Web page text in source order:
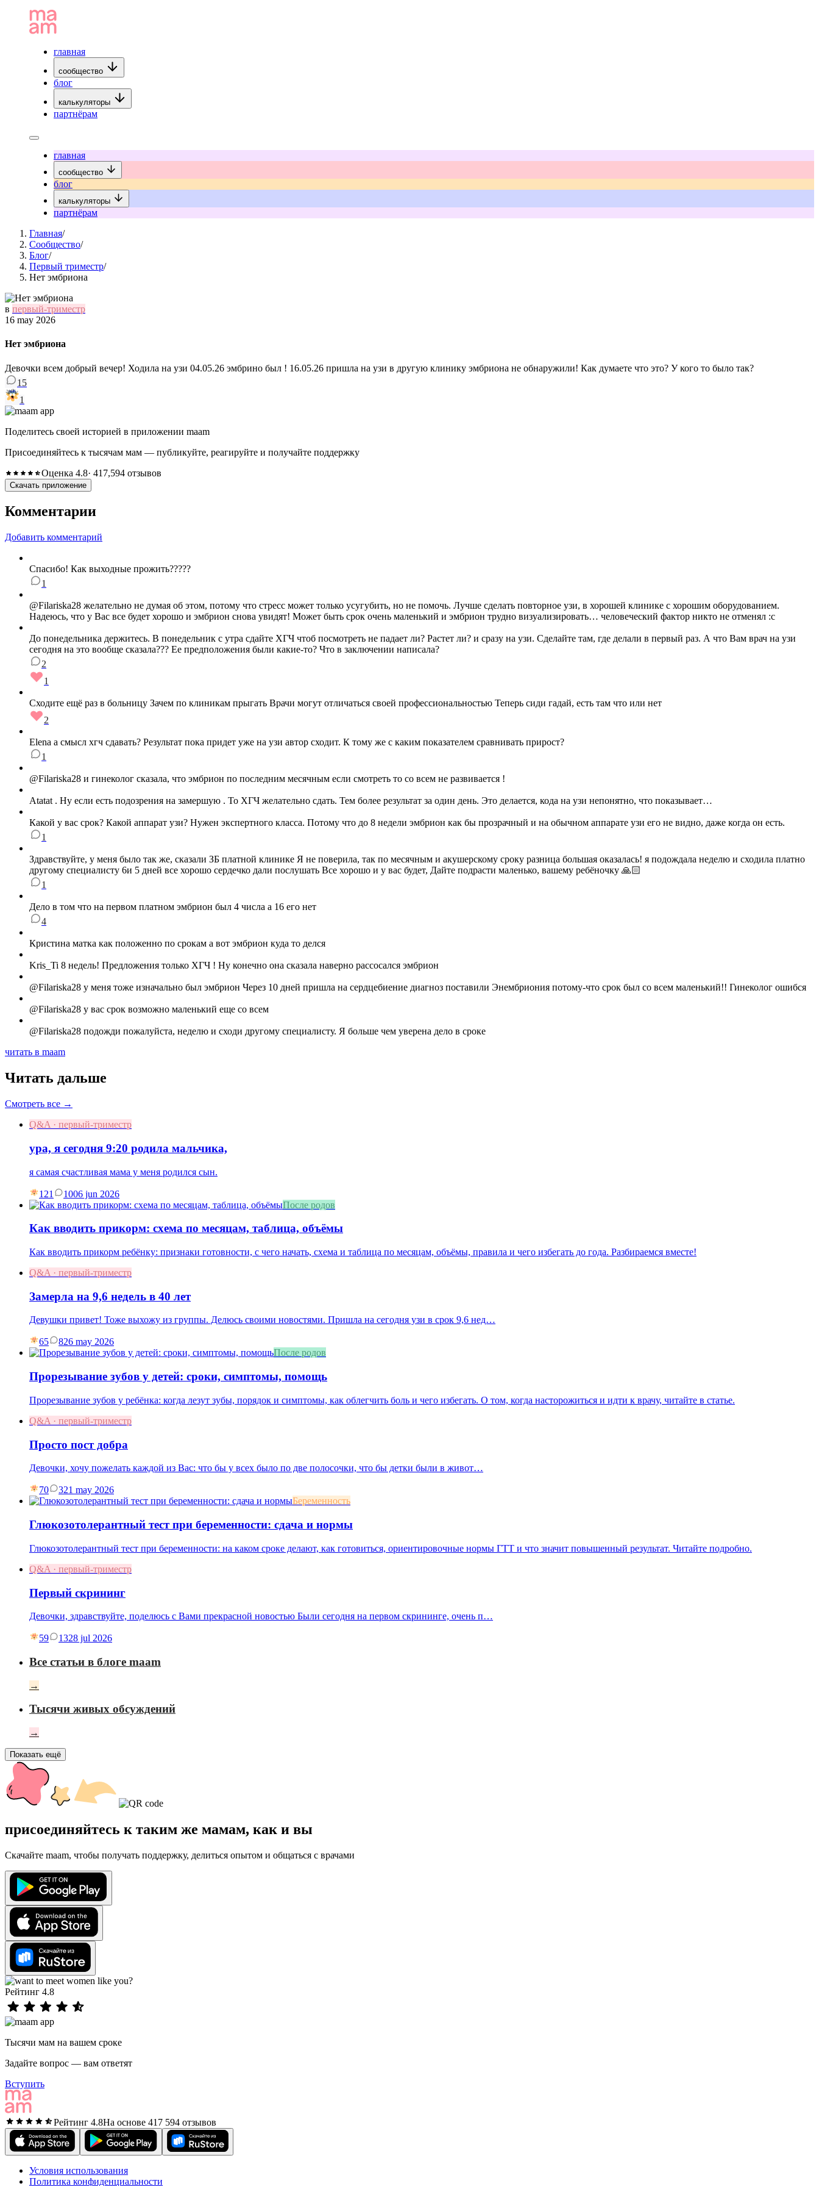
главная
сообщество
блог
калькуляторы
партнёрам
главная
сообщество
блог
калькуляторы
партнёрам
Главная/
Сообщество/
Блог/
Первый триместр/
Нет эмбриона
в первый-триместр
16 may 2026
Нет эмбриона
Девочки всем добрый вечер! Ходила на узи 04.05.26 эмбрино был ! 16.05.26 пришла на узи в другую клинику эмбриона не обнаружили! Как думаете что это? У кого то было так?
15
1
Поделитесь своей историей в приложении maam
Присоединяйтесь к тысячам мам — публикуйте, реагируйте и получайте поддержку
Оценка 4.8· 417,594 отзывов
Скачать приложение
Комментарии
Добавить комментарий
Спасибо! Как выходные прожить?????
1
@Filariska28 желательно не думая об этом, потому что стресс может только усугубить, но не помочь. Лучше сделать повторное узи, в хорошей клинике с хорошим оборудованием.
Надеюсь, что у Вас все будет хорошо и эмбрион снова увидят! Может быть срок очень маленький и эмбрион трудно визуализировать… человеческий фактор никто не отменял :с
До понедельника держитесь. В понедельник с утра сдайте ХГЧ чтоб посмотреть не падает ли? Растет ли? и сразу на узи. Сделайте там, где делали в первый раз. А что Вам врач на узи
сегодня на это вообще сказала??? Ее предположения были какие-то? Что в заключении написала?
2
1
Сходите ещё раз в больницу Зачем по клиникам прыгать Врачи могут отличаться своей профессиональностью Теперь сиди гадай, есть там что или нет
2
Elena а смысл хгч сдавать? Результат пока придет уже на узи автор сходит. К тому же с каким показателем сравнивать прирост?
1
@Filariska28 и гинеколог сказала, что эмбрион по последним месячным если смотреть то со всем не развивается !
Atatat . Ну если есть подозрения на замершую . То ХГЧ желательно сдать. Тем более результат за один день. Это делается, кода на узи непонятно, что показывает…
Какой у вас срок? Какой аппарат узи? Нужен экспертного класса. Потому что до 8 недели эмбрион как бы прозрачный и на обычном аппарате узи его не видно, даже когда он есть.
1
Здравствуйте, у меня было так же, сказали ЗБ платной клинике Я не поверила, так по месячным и акушерскому сроку разница большая оказалась! я подождала неделю и сходила платно
другому специалисту 6и 5 дней все хорошо сердечко дали послушать Все хорошо и у вас будет, Дайте подрасти маленько, вашему ребёночку 🙏🏻
1
Дело в том что на первом платном эмбрион был 4 числа а 16 его нет
4
Кристина матка как положенно по срокам а вот эмбрион куда то делся
Kris_Ti 8 недель! Предложения только ХГЧ ! Ну конечно она сказала наверно рассосался эмбрион
@Filariska28 у меня тоже изначально был эмбрион Через 10 дней пришла на сердцебиение диагноз поставили Энембриония потому-что срок был со всем маленький!! Гинеколог ошибся
@Filariska28 у вас срок возможно маленький еще со всем
@Filariska28 подожди пожалуйста, неделю и сходи другому специалисту. Я больше чем уверена дело в сроке
читать в maam
Читать дальше
Смотреть все →
Q&A · первый-триместр
ура, я сегодня 9:20 родила мальчика,
я самая счастливая мама у меня родился сын.
121 1006 jun 2026
После родов
Как вводить прикорм: схема по месяцам, таблица, объёмы
Как вводить прикорм ребёнку: признаки готовности, с чего начать, схема и таблица по месяцам, объёмы, правила и чего избегать до года. Разбираемся вместе!
Q&A · первый-триместр
Замерла на 9,6 недель в 40 лет
Девушки привет! Тоже выхожу из группы. Делюсь своими новостями. Пришла на сегодня узи в срок 9,6 нед…
65 826 may 2026
После родов
Прорезывание зубов у детей: сроки, симптомы, помощь
Прорезывание зубов у ребёнка: когда лезут зубы, порядок и симптомы, как облегчить боль и чего избегать. О том, когда насторожиться и идти к врачу, читайте в статье.
Q&A · первый-триместр
Просто пост добра
Девочки, хочу пожелать каждой из Вас: что бы у всех было по две полосочки, что бы детки были в живот…
70 321 may 2026
Беременность
Глюкозотолерантный тест при беременности: сдача и нормы
Глюкозотолерантный тест при беременности: на каком сроке делают, как готовиться, ориентировочные нормы ГТТ и что значит повышенный результат. Читайте подробно.
Q&A · первый-триместр
Первый скрининг
Девочки, здравствуйте, поделюсь с Вами прекрасной новостью Были сегодня на первом скрининге, очень п…
59 1328 jul 2026
Все статьи в блоге maam
→
Тысячи живых обсуждений
→
Показать ещё
присоединяйтесь к таким же мамам, как и вы
Скачайте maam, чтобы получать поддержку, делиться опытом и общаться с врачами
Рейтинг 4.8
Тысячи мам на вашем сроке
Задайте вопрос — вам ответят
Вступить
Рейтинг 4.8На основе 417 594 отзывов
Условия использования
Политика конфиденциальности